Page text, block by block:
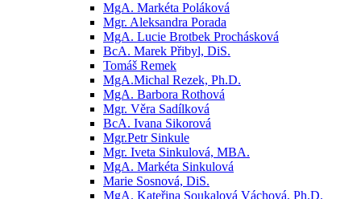
MgA. Markéta Poláková
Mgr. Aleksandra Porada
MgA. Lucie Brotbek Prochásková
BcA. Marek Přibyl, DiS.
Tomáš Remek
MgA.Michal Rezek, Ph.D.
MgA. Barbora Rothová
Mgr. Věra Sadílková
BcA. Ivana Sikorová
Mgr.Petr Sinkule
Mgr. Iveta Sinkulová, MBA.
MgA. Markéta Sinkulová
Marie Sosnová, DiS.
MgA. Kateřina Soukalová Váchová, Ph.D.